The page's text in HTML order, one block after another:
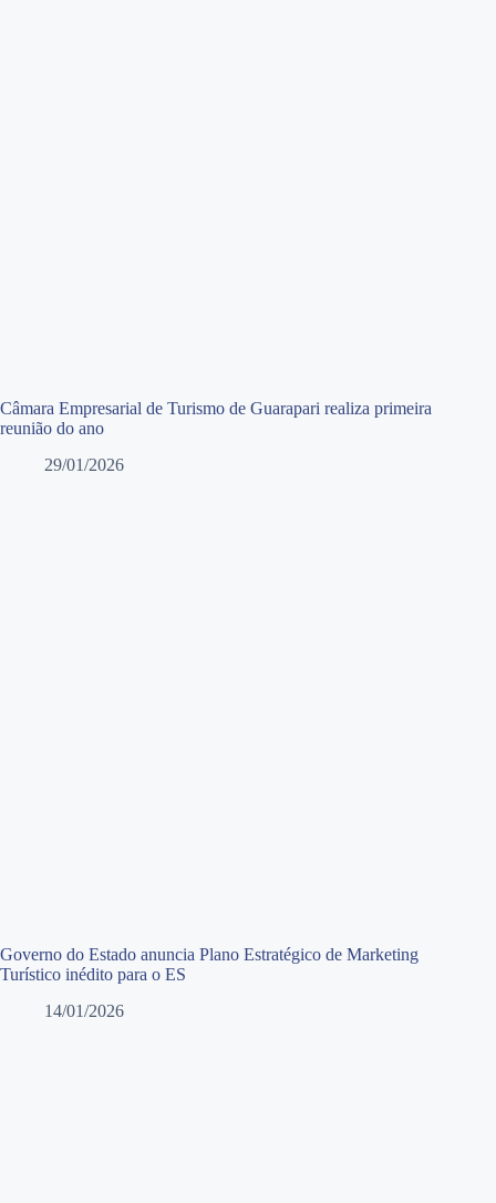
Câmara Empresarial de Turismo de Guarapari realiza primeira
reunião do ano
29/01/2026
Governo do Estado anuncia Plano Estratégico de Marketing
Turístico inédito para o ES
14/01/2026